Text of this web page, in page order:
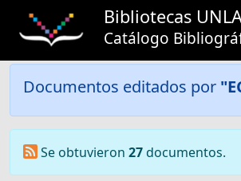
Bibliotecas
Catálogo
Documentos editados por
Se obtuvieron 27documentos.